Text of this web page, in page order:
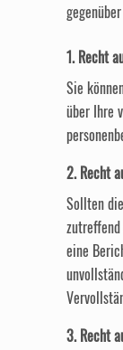
1. Recht
Sie
über Ihre
2. Recht
Sollten
zutreffend
eine
3. Recht